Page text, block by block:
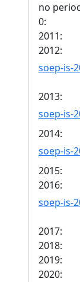
no
0:
2011:
2012:
soep-is-
2013:
soep-is-
2014:
soep-is-
2015:
2016:
soep-is-
2017:
2018:
2019:
2020: